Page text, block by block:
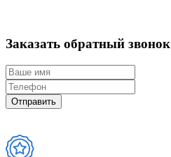
Заказать обратный звонок